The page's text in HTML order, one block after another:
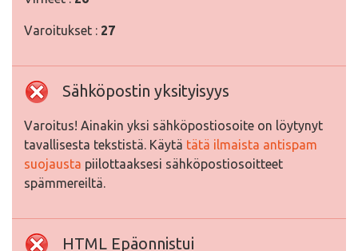
Varoitukset : 27
Sähköpostin yksityisyys
Varoitus! Ainakin yksi sähköpostiosoite on löytynyt
tavallisesta tekstistä. Käytä tätä ilmaista antispam
suojausta piilottaaksesi sähköpostiosoitteet
spämmereiltä.
HTML Epäonnistui